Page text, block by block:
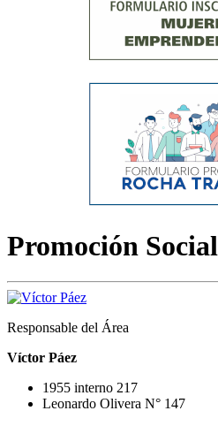
Promoción Social
Responsable del Área
Víctor Páez
1955 interno 217
Leonardo Olivera N° 147